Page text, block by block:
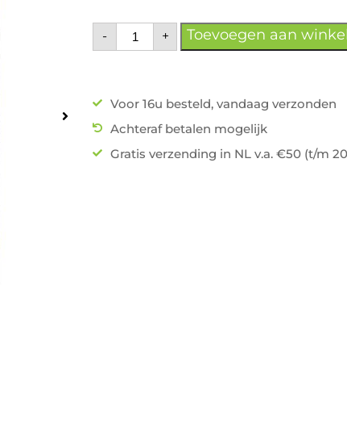
- + Toevoegen aan
Voor 16u besteld, vandaag verzonden
Achteraf betalen mogelijk
Gratis verzending in NL v.a. €50 (t/m